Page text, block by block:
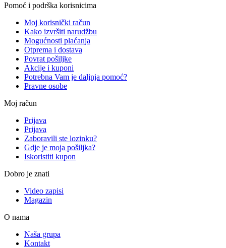
Pomoć i podrška korisnicima
Moj korisnički račun
Kako izvršiti narudžbu
Mogućnosti plaćanja
Otprema i dostava
Povrat pošiljke
Akcije i kuponi
Potrebna Vam je daljnja pomoć?
Pravne osobe
Moj račun
Prijava
Prijava
Zaboravili ste lozinku?
Gdje je moja pošiljka?
Iskoristiti kupon
Dobro je znati
Video zapisi
Magazin
O nama
Naša grupa
Kontakt